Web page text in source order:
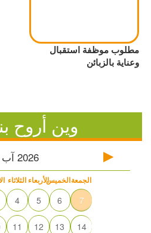
مطلوب موظفة استقبال
وعناية بالزبائن
وين أروح
2026 آب
الثلاثاء الأربعاءالخميسالجمعة
4 5 6 7
11 12 13 14